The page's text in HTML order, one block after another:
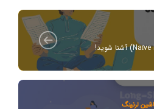
لرنینگ